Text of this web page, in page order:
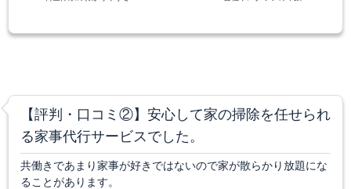
【評判・口コミ②】安心して家の掃除を任せられ
る家事代行サービスでした。
共働きであまり家事が好きではないので家が散らかり放題にな
ることがあります。